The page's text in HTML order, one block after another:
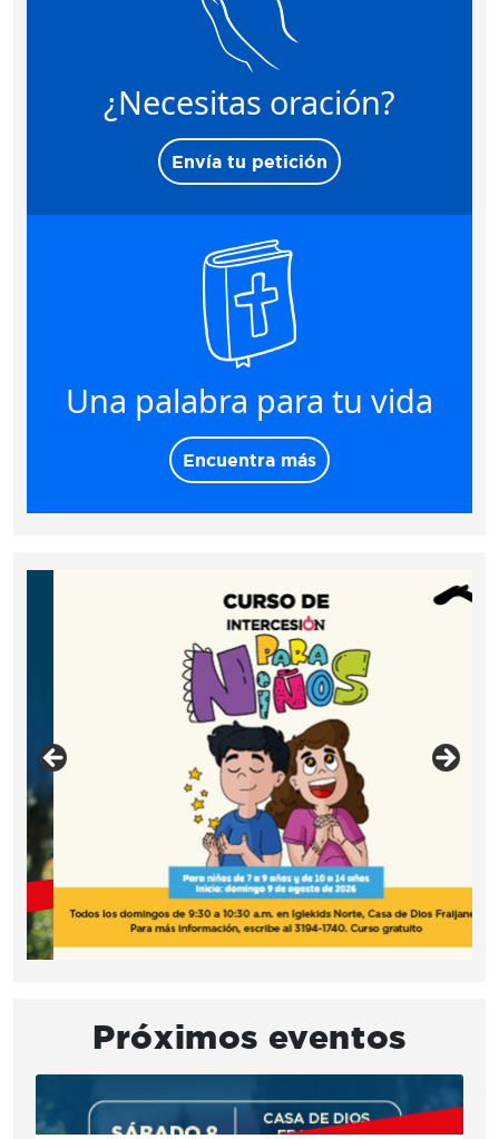
¿Necesitas oración?
Envía tu petición
Una palabra para tu vida
Encuentra más
Próximos eventos